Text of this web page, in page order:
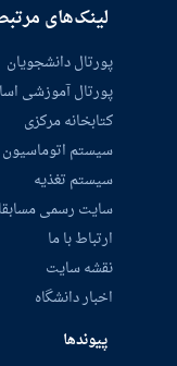
لینک‌های
پورتال دانشجویان
پورتال آموزشی
کتابخانه مرکزی
سیستم اتوماسیون
سیستم تغذیه
سایت رسمی
ارتباط با ما
نقشه سایت
اخبار دانشگاه
پیوندها